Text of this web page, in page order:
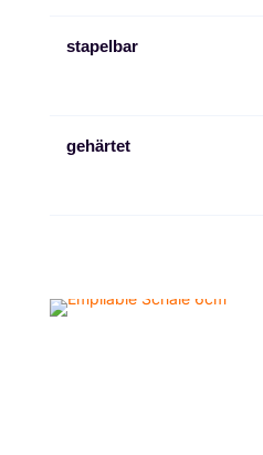
stapelbar
gehärtet